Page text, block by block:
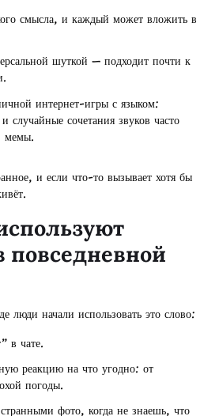
смысла, и каждый может вложить в
шуткой — подходит почти к
интернет-игры с языком:
сочетания звуков часто
мемы.
и если что-то вызывает хотя бы
повседневной
люди начали использовать это слово:
в чате.
реакцию на что угодно: от
погоды.
фото, когда не знаешь, что